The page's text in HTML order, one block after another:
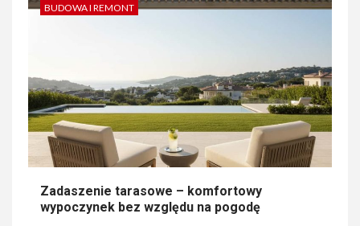
BUDOWA I REMONT
Zadaszenie tarasowe – komfortowy
wypoczynek bez względu na pogodę